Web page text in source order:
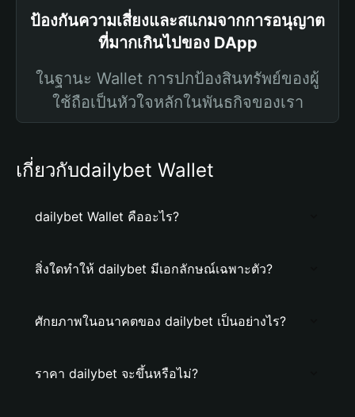
ป้องกันความเสี่ยงและสแกมจากการอนุญาต
ที่มากเกินไปของ DApp
ในฐานะ Wallet การปกป้องสินทรัพย์ของผู้
ใช้ถือเป็นหัวใจหลักในพันธกิจของเรา
เกี่ยวกับdailybet Wallet
dailybet Wallet คืออะไร?
สิ่งใดทำให้ dailybet มีเอกลักษณ์เฉพาะตัว?
ศักยภาพในอนาคตของ dailybet เป็นอย่างไร?
ราคา dailybet จะขึ้นหรือไม่?